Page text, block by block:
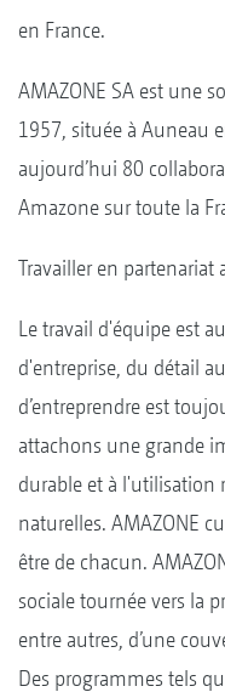
en France.
AMAZONE SA est une
1957, située à Auneau
aujourd’hui 80
Amazone sur toute la
Travailler en partenariat
Le travail d'équipe est
d'entreprise, du détail
d’entreprendre est
attachons une grande
durable et à l'utilisation
naturelles. AMAZONE
être de chacun.
sociale tournée vers la
entre autres, d’une
Des programmes tels